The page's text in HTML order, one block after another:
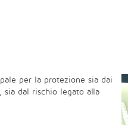
per la protezione sia dai
sia dal rischio legato alla